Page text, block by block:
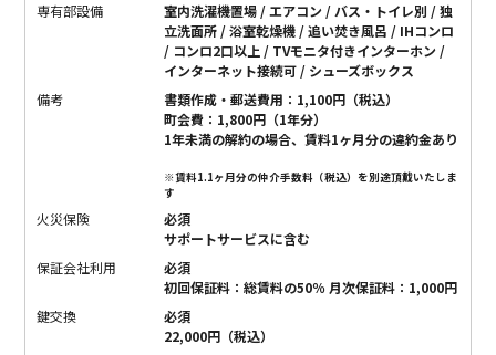
専有部設備
室内洗濯機置場 / エアコン / バス・トイレ別 / 独
立洗面所 / 浴室乾燥機 / 追い焚き風呂 / IHコンロ
/ コンロ2口以上 / TVモニタ付きインターホン /
インターネット接続可 / シューズボックス
備考
書類作成・郵送費用：1,100円（税込）
町会費：1,800円（1年分）
1年未満の解約の場合、賃料1ヶ月分の違約金あり
※賃料1.1ヶ月分の仲介手数料（税込）を別途頂戴いたしま
す
火災保険
必須
サポートサービスに含む
保証会社利用
必須
初回保証料：総賃料の50％ 月次保証料：1,000円
鍵交換
必須
22,000円（税込）